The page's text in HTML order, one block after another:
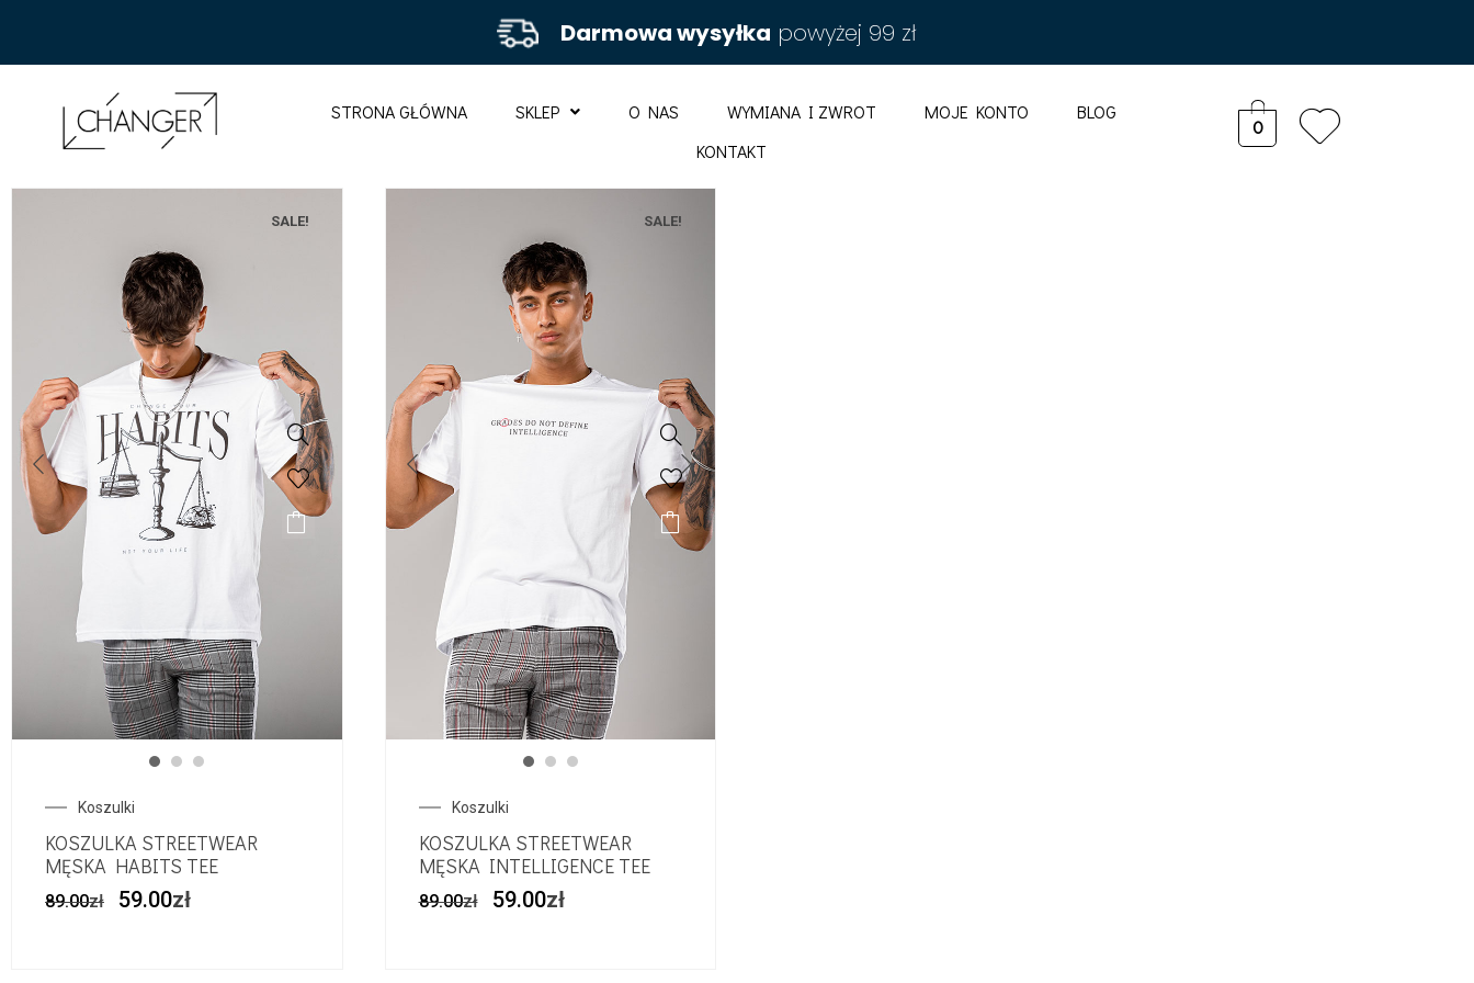
Darmowa wysyłka powyżej 99 zł
STRONA GŁÓWNA SKLEP O NAS WYMIANA I ZWROT MOJE KONTO
BLOG
KONTAKT
0
SALE!
Koszulki
KOSZULKA STREETWEAR
MĘSKA HABITS TEE
89.00zł 59.00zł
SALE!
Koszulki
KOSZULKA STREETWEAR
MĘSKA INTELLIGENCE TEE
89.00zł 59.00zł